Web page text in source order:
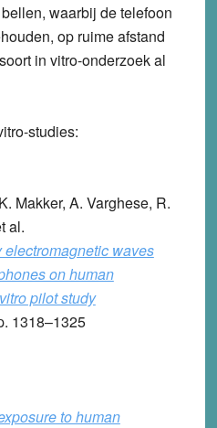
waarbij de telefoon
op ruime afstand
in vitro-onderzoek al
studies:
Makker, A. Varghese, R.
al.
waves
on human
pilot study
1318–1325
to human